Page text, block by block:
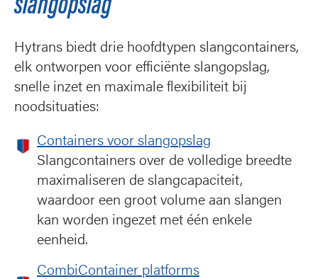
slangopslag
Hytrans biedt drie hoofdtypen slangcontainers,
elk ontworpen voor efficiënte slangopslag,
snelle inzet en maximale flexibiliteit bij
noodsituaties:
Containers voor slangopslag
Slangcontainers over de volledige breedte
maximaliseren de slangcapaciteit,
waardoor een groot volume aan slangen
kan worden ingezet met één enkele
eenheid.
CombiContainer platforms